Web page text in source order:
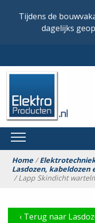
Tijdens de
dagelijks
Home/
Lasdozen, kabeldozen
/ Lapp Skindicht
‹ Terug naar